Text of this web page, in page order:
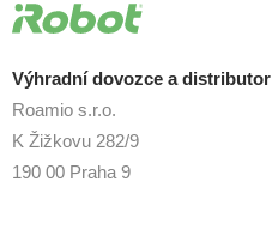
Výhradní dovozce a distributor
Roamio s.r.o.
K Žižkovu 282/9
190 00 Praha 9